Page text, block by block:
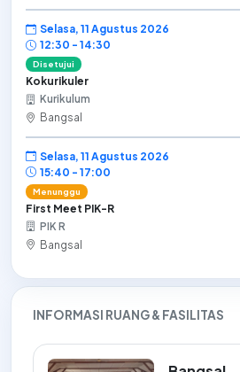
Selasa, 11 Agustus 2026
12:30 - 14:30
Disetujui
Kokurikuler
Kurikulum
Bangsal
Selasa, 11 Agustus 2026
15:40 - 17:00
Menunggu
First Meet PIK-R
PIK R
Bangsal
INFORMASI RUANG & FASILITAS